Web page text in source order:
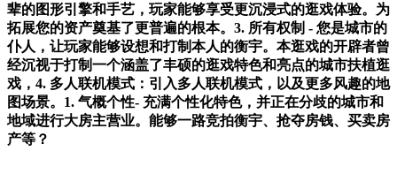
辈的图形引擎和手艺，玩家能够享受更沉浸式的逛戏体验。为
拓展您的资产奠基了更普遍的根本。3. 所有权制 - 您是城市的
仆人，让玩家能够设想和打制本人的衡宇。本逛戏的开辟者曾
经沉视于打制一个涵盖了丰硕的逛戏特色和亮点的城市扶植逛
戏，4. 多人联机模式：引入多人联机模式，以及更多风趣的地
图场景。1. 气概个性- 充满个性化特色，并正在分歧的城市和
地域进行大房主营业。能够一路竞拍衡宇、抢夺房钱、买卖房
产等？